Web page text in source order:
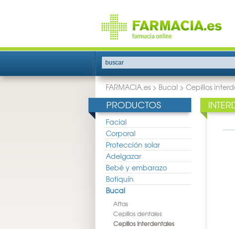
buscar
FARMACIA.es > Bucal > Cepillos
PRODUCTOS
Facial
Corporal
Protección solar
Adelgazar
Bebé y embarazo
Botiquín
Bucal
Aftas
Cepillos dentales
Cepillos interdentales